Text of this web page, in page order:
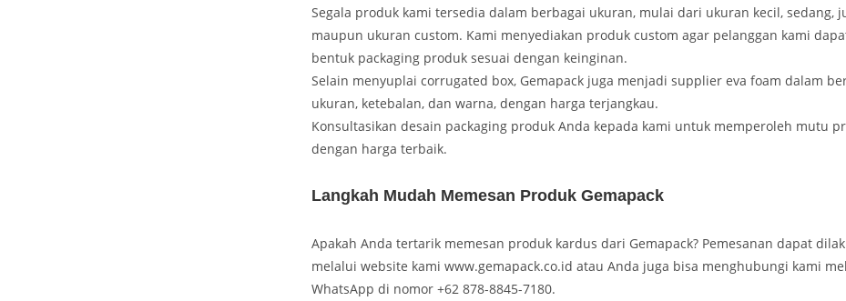
Segala produk kami tersedia dalam berbagai ukuran, mulai dari ukuran kecil, sedang,
maupun ukuran custom. Kami menyediakan produk custom agar pelanggan kami
bentuk packaging produk sesuai dengan keinginan.
Selain menyuplai corrugated box, Gemapack juga menjadi supplier eva foam dalam
ukuran, ketebalan, dan warna, dengan harga terjangkau.
Konsultasikan desain packaging produk Anda kepada kami untuk memperoleh mutu
dengan harga terbaik.
Langkah Mudah Memesan Produk Gemapack
Apakah Anda tertarik memesan produk kardus dari Gemapack? Pemesanan dapat
melalui website kami www.gemapack.co.id atau Anda juga bisa menghubungi kami
WhatsApp di nomor +62 878-8845-7180.